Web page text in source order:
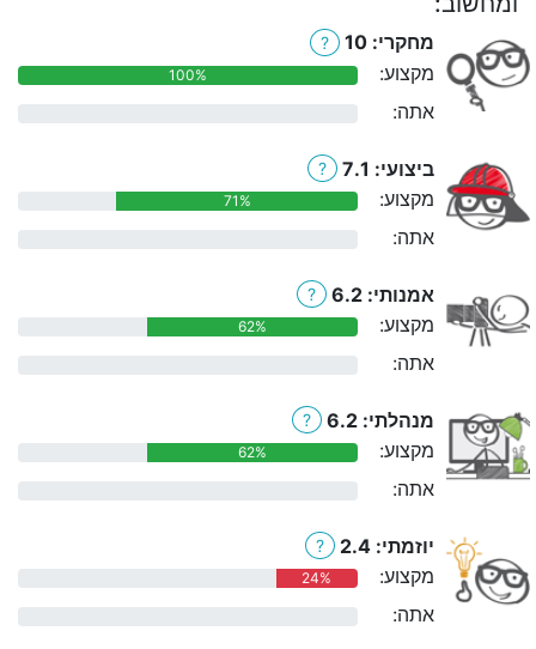
מחקרי: 10 ?
מקצוע: 100%
אתה:
ביצועי: 7.1 ?
מקצוע: 71%
אתה:
אמנותי: 6.2 ?
מקצוע: 62%
אתה:
מנהלתי: 6.2 ?
מקצוע: 62%
אתה:
יוזמתי: 2.4 ?
מקצוע: 24%
אתה: